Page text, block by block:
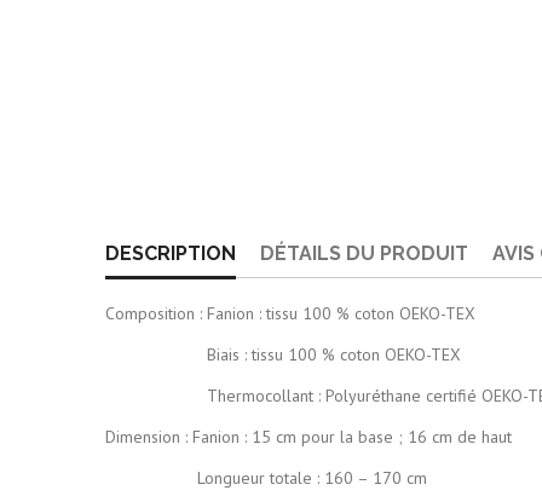
DESCRIPTION DÉTAILS DU PRODUIT AVIS
Composition : Fanion : tissu 100 % coton OEKO-TEX
Biais : tissu 100 % coton OEKO-TEX
Thermocollant : Polyuréthane certifié OEKO-
Dimension : Fanion : 15 cm pour la base ; 16 cm de haut
Longueur totale : 160 – 170 cm